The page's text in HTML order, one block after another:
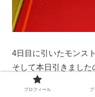
4日目に引いたモンス
そして本日引きました
プロフィール